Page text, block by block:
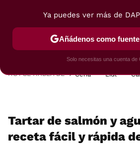
POSTRES VIAJES
HOY SE HABLA DE Cena Lidl
Tartar de salmón y
receta fácil y rápida
Ya puedes ver más de
Añádenos como
Solo necesitas una cuenta de